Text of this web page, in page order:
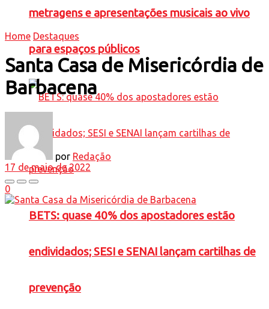
metragens e apresentações musicais ao vivo
para espaços públicos
BETS: quase 40% dos apostadores estão
endividados; SESI e SENAI lançam cartilhas de
prevenção
Home Destaques
Santa Casa de Misericórdia de
Barbacena
por Redação
17 de maio de 2022
0